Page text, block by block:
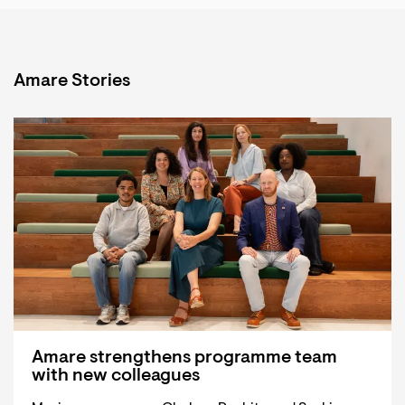
Amare Stories
Amare strengthens programme team
with new colleagues